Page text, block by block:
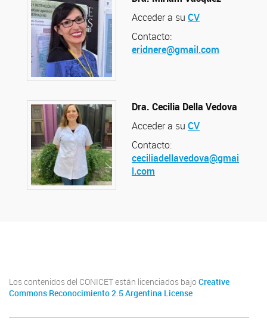
Acceder a su CV
Contacto:
eridnere@gmail.com
Dra. Cecilia Della Vedova
Acceder a su CV
Contacto:
ceciliadellavedova@gmai
l.com
Los contenidos del CONICET están licenciados bajo Creative
Commons Reconocimiento 2.5 Argentina License